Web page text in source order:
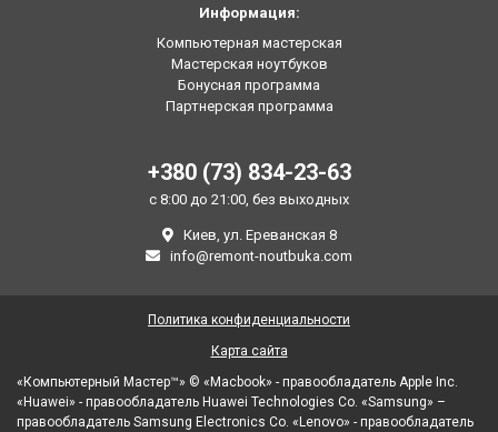
Информация:
Компьютерная мастерская
Мастерская ноутбуков
Бонусная программа
Партнерская программа
+380 (73) 834-23-63
с 8:00 до 21:00, без выходных
Киев, ул. Ереванская 8
info@remont-noutbuka.com
«Компьютерный Мастер™» © «Macbook» - правообладатель Apple Inc.
«Huawei» - правообладатель Huawei Technologies Co. «Samsung» –
правообладатель Samsung Electronics Co. «Lenovo» - правообладатель
Политика конфиденциальности
Карта сайта